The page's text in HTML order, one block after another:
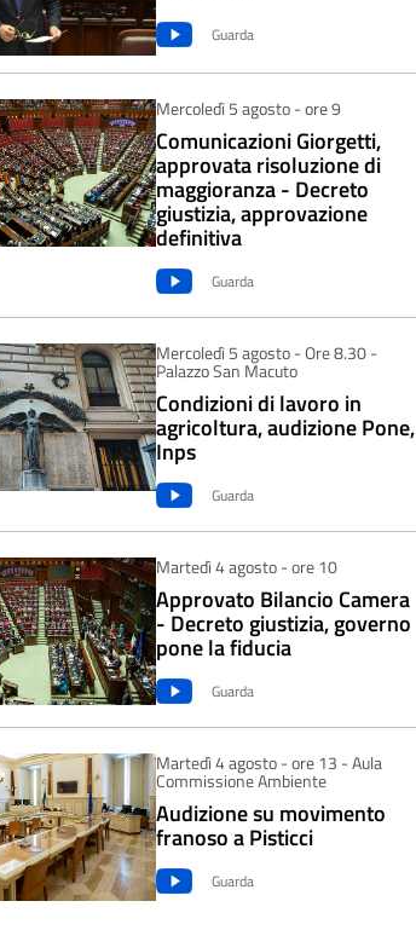
Guarda
Mercoledì 5 agosto - ore 9
Comunicazioni Giorgetti,
approvata risoluzione di
maggioranza - Decreto
giustizia, approvazione
definitiva
Guarda
Mercoledì 5 agosto - Ore 8.30 -
Palazzo San Macuto
Condizioni di lavoro in
agricoltura, audizione Pone,
Inps
Guarda
Martedì 4 agosto - ore 10
Approvato Bilancio Camera
- Decreto giustizia, governo
pone la fiducia
Guarda
Martedì 4 agosto - ore 13 - Aula
Commissione Ambiente
Audizione su movimento
franoso a Pisticci
Guarda